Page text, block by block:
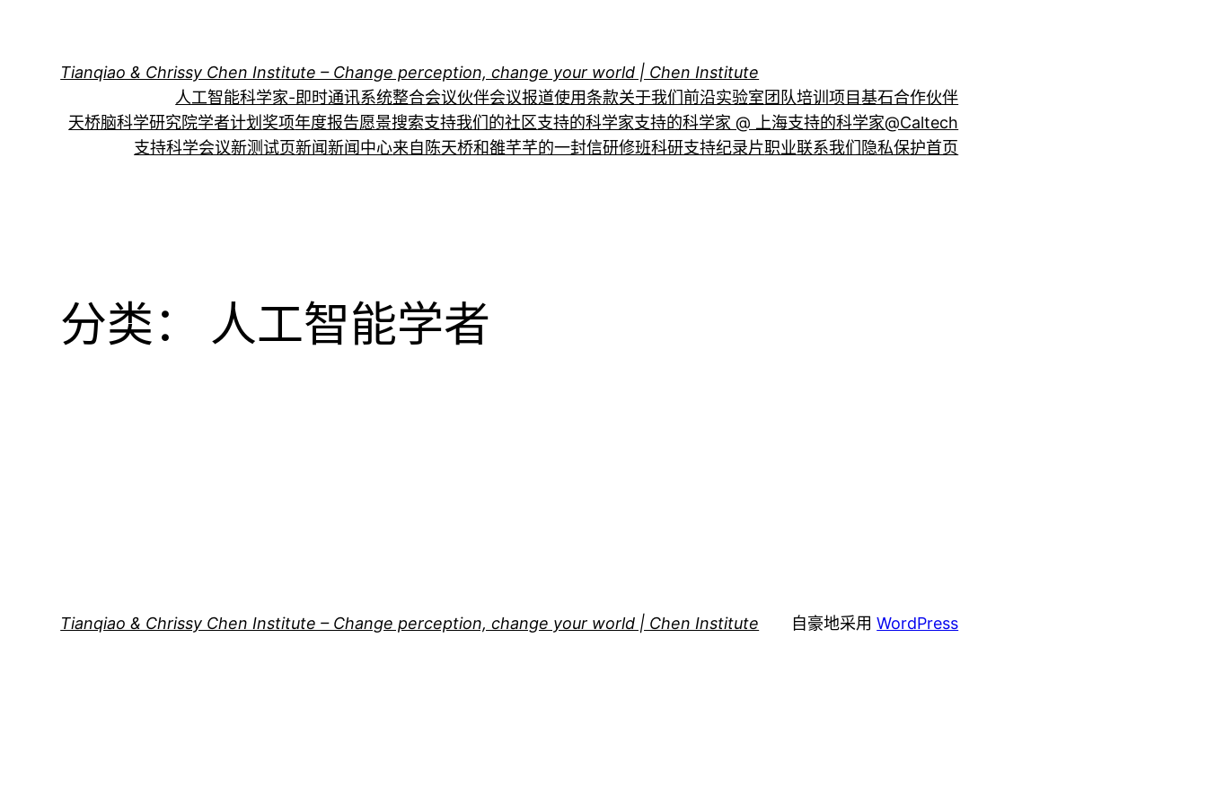
Tianqiao & Chrissy Chen Institute – Change perception, change your world | Chen Institute
人工智能科学家-即时通讯系统整合会议伙伴会议报道使用条款关于我们前沿实验室团队培训项目基石合作伙伴
天桥脑科学研究院学者计划 奖项年度报告愿景搜索支持我们的社区支持的科学家支持的科学家 @ 上海支持的科学家@Caltech
支持科学会议新测试页新闻新闻中心来自陈天桥和雒芊芊的一封信研修班科研支持纪录片职业联系我们 隐私保护首页
分类： 人工智能学者
Tianqiao & Chrissy Chen Institute – Change perception, change your world | Chen Institute 自豪地采用WordPress